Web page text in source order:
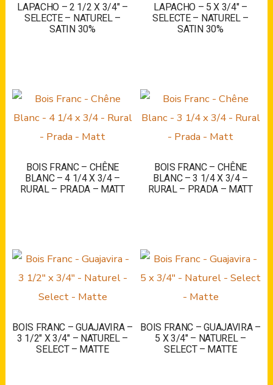
LAPACHO – 2 1/2 X 3/4″ –
SELECTE – NATUREL –
SATIN 30%
LAPACHO – 5 X 3/4″ –
SELECTE – NATUREL –
SATIN 30%
BOIS FRANC – CHÊNE
BLANC – 4 1/4 X 3/4 –
RURAL – PRADA – MATT
BOIS FRANC – CHÊNE
BLANC – 3 1/4 X 3/4 –
RURAL – PRADA – MATT
BOIS FRANC – GUAJAVIRA –
3 1/2″ X 3/4″ – NATUREL –
SELECT – MATTE
BOIS FRANC – GUAJAVIRA –
5 X 3/4″ – NATUREL –
SELECT – MATTE